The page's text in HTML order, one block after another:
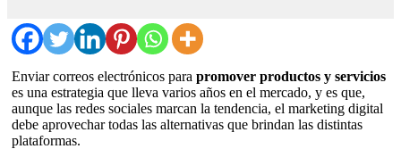
Enviar correos electrónicos para promover productos y servicios
es una estrategia que lleva varios años en el mercado, y es que,
aunque las redes sociales marcan la tendencia, el marketing digital
debe aprovechar todas las alternativas que brindan las distintas
plataformas.